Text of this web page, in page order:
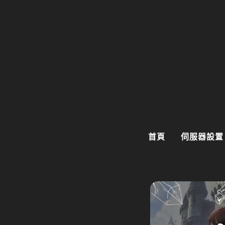
首頁 伺服器設置